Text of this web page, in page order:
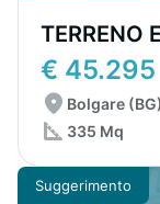
TERRENO
€ 45.295
Bolgare
335 Mq
Suggerimento